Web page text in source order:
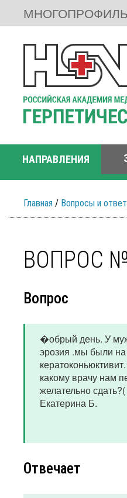
НАПРАВЛЕНИЯ
Главная / Вопросы и
ВОПРОС №
Вопрос
�обрый день. У
эрозия .мы были на
какому врачу нам
желательно
Екатерина Б.
Отвечает